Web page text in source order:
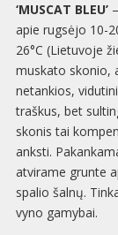
‘MUSCAT BLEU’
apie rugsėjo 10-
26°C (Lietuvoje
muskato skonio,
netankios,
traškus, bet
skonis tai
anksti.
atvirame grunte
spalio šalnų.
vyno gamybai.